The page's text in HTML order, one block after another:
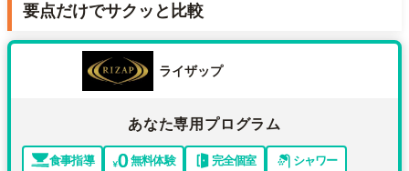
要点だけでサクッと比較
ライザップ
あなた専用プログラム
食事指導 無料体験 完全個室
シャワー